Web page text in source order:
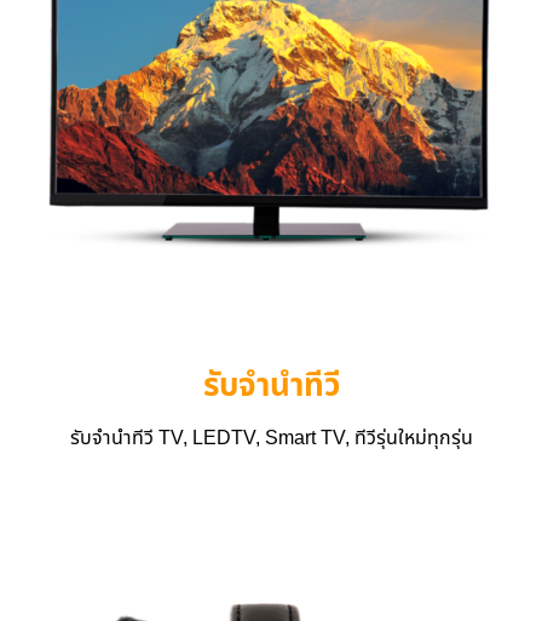
รับจำนำทีวี
รับจำนำทีวี TV, LEDTV, Smart TV, ทีวีรุ่นใหม่ทุกรุ่น